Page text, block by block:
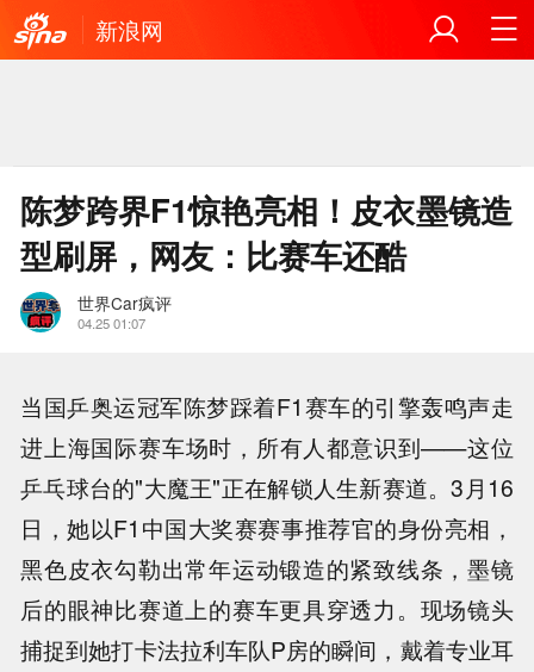
新浪网
陈梦跨界F1惊艳亮相！皮衣墨镜造
型刷屏，网友：比赛车还酷
世界Car疯评
04.25 01:07
当国乒奥运冠军陈梦踩着F1赛车的引擎轰鸣声走
进上海国际赛车场时，所有人都意识到——这位
乒乓球台的"大魔王"正在解锁人生新赛道。3月16
日，她以F1中国大奖赛赛事推荐官的身份亮相，
黑色皮衣勾勒出常年运动锻造的紧致线条，墨镜
后的眼神比赛道上的赛车更具穿透力。现场镜头
捕捉到她打卡法拉利车队P房的瞬间，戴着专业耳